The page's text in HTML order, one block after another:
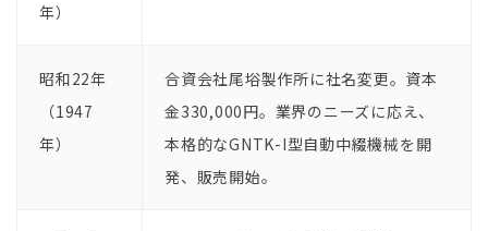
年）
昭和22年
（1947
年）
合資会社尾﨏製作所に社名変更。資本
⾦330,000円。業界のニーズに応え、
本格的なGNTK-I型⾃動中綴機械を開
発、販売開始。